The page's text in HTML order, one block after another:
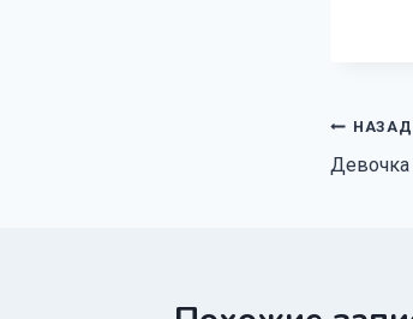
по
НАЗАД